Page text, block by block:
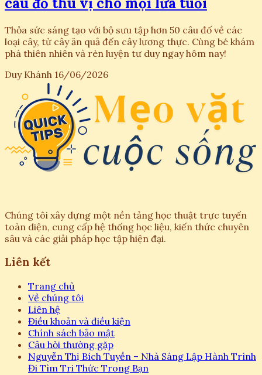
Thỏa sức sáng tạo với bộ sưu tập hơn 50 câu đố về các
loại cây, từ cây ăn quả đến cây lương thực. Cùng bé khám
phá thiên nhiên và rèn luyện tư duy ngay hôm nay!
Duy Khánh 16/06/2026
Chúng tôi xây dựng một nền tảng học thuật trực tuyến
toàn diện, cung cấp hệ thống học liệu, kiến thức chuyên
sâu và các giải pháp học tập hiện đại.
Liên kết
Trang chủ
Về chúng tôi
Liên hệ
Điều khoản và điều kiện
Chính sách bảo mật
Câu hỏi thường gặp
Nguyễn Thị Bích Tuyền – Nhà Sáng Lập Hành Trình
Đi Tìm Tri Thức Trong Bạn